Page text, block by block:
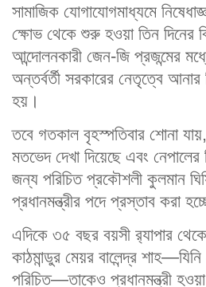
সামাজিক যোগাযোগমাধ্যমে
ক্ষোভ থেকে শুরু হওয়া তিন দিনের
আন্দোলনকারী জেন-জি প্রজন্মের
অন্তর্বর্তী সরকারের নেতৃত্বে
হয়।
তবে গতকাল বৃহস্পতিবার শোনা
মতভেদ দেখা দিয়েছে এবং
জন্য পরিচিত প্রকৌশলী কুলমান
প্রধানমন্ত্রীর পদে প্রস্তাব করা
এদিকে ৩৫ বছর বয়সী র‌্যাপার
কাঠমান্ডুর মেয়র বালেন্দ্র
পরিচিত—তাকেও প্রধানমন্ত্রী